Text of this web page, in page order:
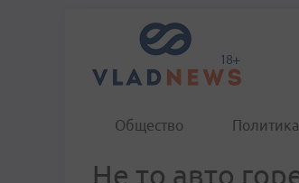
Общество Политика
Не то авто